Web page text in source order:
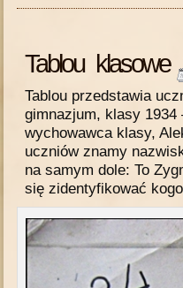
Tablou klasowe
Tablou przedstawia
gimnazjum, klasy 1934
wychowawca klasy,
uczniów znamy
na samym dole: To
się zidentyfikować